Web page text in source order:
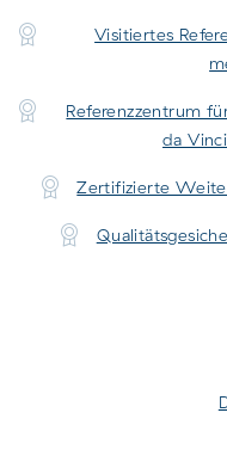
Visitiertes
Referenzzentrum
da
Zertifizierte